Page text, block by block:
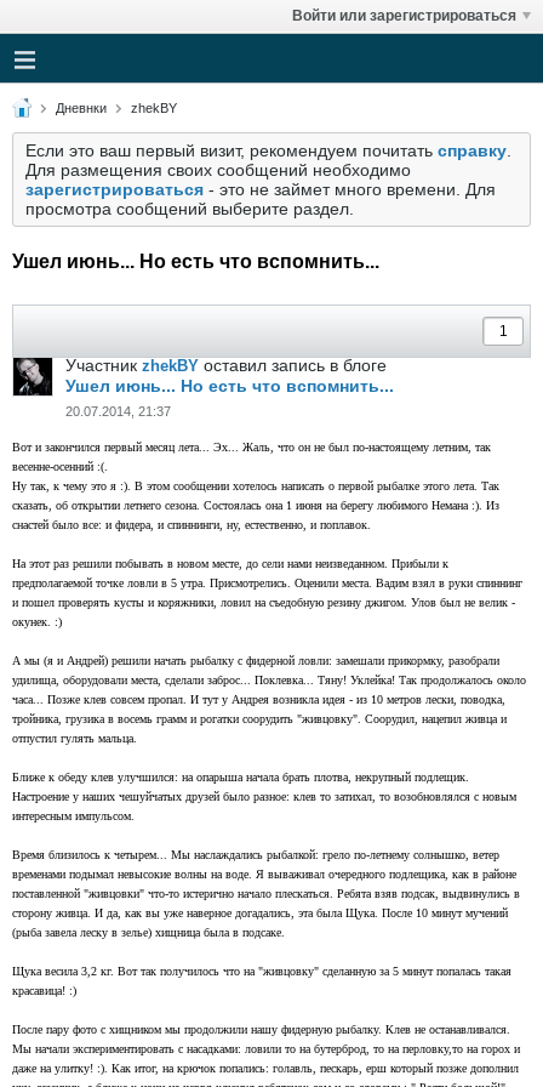
Войти или зарегистрироваться
Дневнки zhekBY
Если это ваш первый визит, рекомендуем почитать справку
Для размещения своих сообщений необходимо
зарегистрироваться - это не займет много времени. Для
просмотра сообщений выберите раздел.
Ушел июнь... Но есть что вспомнить...
Участник zhekBY оставил запись в блоге
Ушел июнь... Но есть что вспомнить...
20.07.2014, 21:37
Вот и закончился первый месяц лета... Эх... Жаль, что он не был по-настоящему летним, так
весенне-осенний :(.
Ну так, к чему это я :). В этом сообщении хотелось написать о первой рыбалке этого лета. Так
сказать, об открытии летнего сезона. Состоялась она 1 июня на берегу любимого Немана :). Из
снастей было все: и фидера, и спиннинги, ну, естественно, и поплавок.
На этот раз решили побывать в новом месте, до сели нами неизведанном. Прибыли к
предполагаемой точке ловли в 5 утра. Присмотрелись. Оценили места. Вадим взял в руки спиннинг
и пошел проверять кусты и коряжники, ловил на съедобную резину джигом. Улов был не велик -
окунек. :)
А мы (я и Андрей) решили начать рыбалку с фидерной ловли: замешали прикормку, разобрали
удилища, оборудовали места, сделали заброс... Поклевка... Тяну! Уклейка! Так продолжалось около
часа... Позже клев совсем пропал. И тут у Андрея возникла идея - из 10 метров лески, поводка,
тройника, грузика в восемь грамм и рогатки соорудить "живцовку". Соорудил, нацепил живца и
отпустил гулять мальца.
Ближе к обеду клев улучшился: на опарыша начала брать плотва, некрупный подлещик.
Настроение у наших чешуйчатых друзей было разное: клев то затихал, то возобновлялся с новым
интересным импульсом.
Время близилось к четырем... Мы наслаждались рыбалкой: грело по-летнему солнышко, ветер
временами подымал невысокие волны на воде. Я вываживал очередного подлещика, как в районе
поставленной "живцовки" что-то истерично начало плескаться. Ребята взяв подсак, выдвинулись в
сторону живца. И да, как вы уже наверное догадались, эта была Щука. После 10 минут мучений
(рыба завела леску в зелье) хищница была в подсаке.
Щука весила 3,2 кг. Вот так получилось что на "живцовку" сделанную за 5 минут попалась такая
красавица! :)
После пару фото с хищником мы продолжили нашу фидерную рыбалку. Клев не останавливался.
Мы начали экспериментировать с насадками: ловили то на бутерброд, то на перловку,то на горох и
даже на улитку! :). Как итог, на крючок попались: голавль, пескарь, ерш который позже дополнил